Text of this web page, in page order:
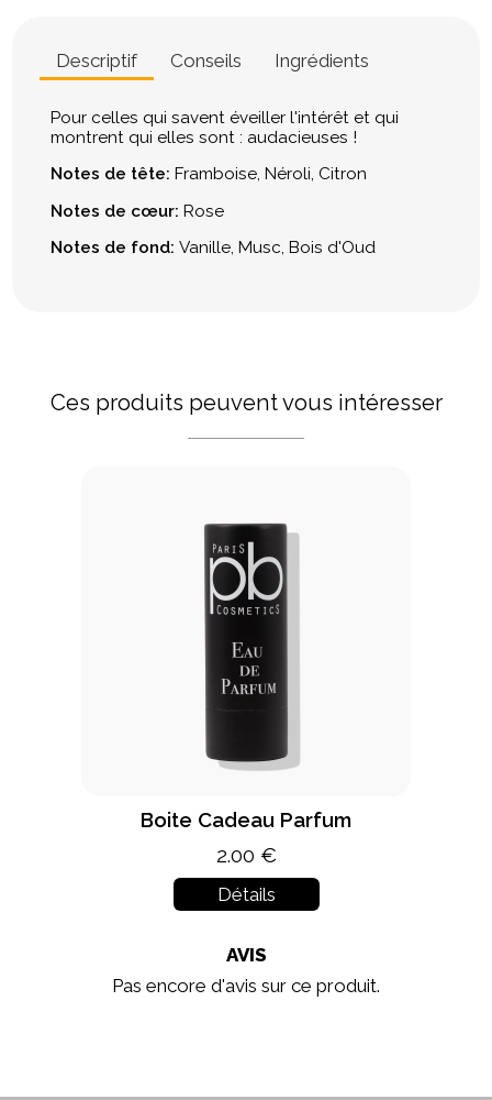
Descriptif Conseils Ingrédients
Pour celles qui savent éveiller l'intérêt et qui
montrent qui elles sont : audacieuses !
Notes de tête: Framboise, Néroli, Citron
Notes de cœur:Rose
Notes de fond:Vanille, Musc, Bois d'Oud
Ces produits peuvent vous intéresser
Boite Cadeau Parfum
2.00 €
Détails
AVIS
Pas encore d'avis sur ce produit.